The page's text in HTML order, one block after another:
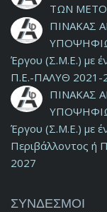
ΤΩΝ
ΠΙΝΑΚΑΣ
Έργου (Σ.Μ.Ε.) με
Π.Ε.-ΠΑΛΥΘ 2021-
ΠΙΝΑΚΑΣ
Έργου (Σ.Μ.Ε.) με
Περιβάλλοντος ή
2027
ΣΥΝΔΕΣΜΟΙ